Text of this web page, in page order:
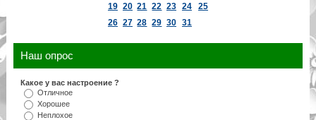
19 20 21 22 23 24
25
26 27 28 29 30 31
Наш опрос
Какое у вас настроение ?
Отличное
Хорошее
Неплохое